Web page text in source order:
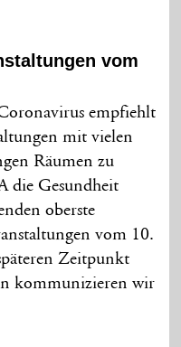
vom
empfiehlt
mit vielen
Räumen zu
die Gesundheit
oberste
vom 10.
Zeitpunkt
kommunizieren wir